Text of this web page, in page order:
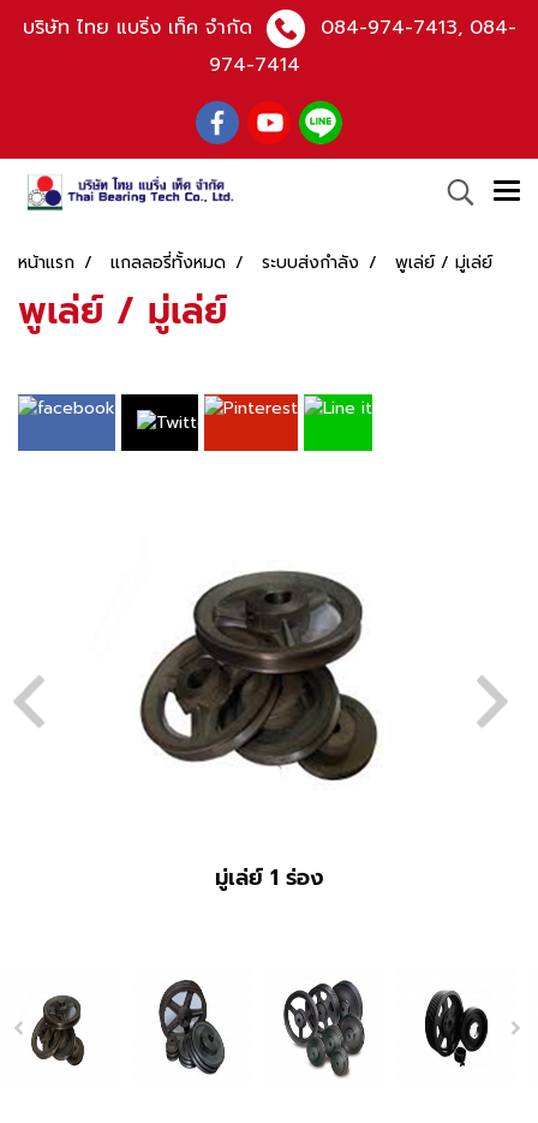
บริษัท ไทย แบริ่ง เท็ค จำกัด 084-974-7413, 084-
974-7414
หน้าแรก แกลลอรี่ทั้งหมด ระบบส่งกําลัง พูเล่ย์ / มู่เล่ย์
พูเล่ย์ / มู่เล่ย์
มู่เล่ย์ 1 ร่อง